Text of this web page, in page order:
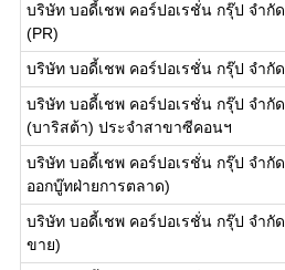
บริษัท บอดี้เชพ คอร์ปอเรชั่น กรุ๊ป จำกัด
(PR)
บริษัท บอดี้เชพ คอร์ปอเรชั่น กรุ๊ป จำกัด
บริษัท บอดี้เชพ คอร์ปอเรชั่น กรุ๊ป จำกัด
(บาริสต้า) ประจำสาขาซีคอนฯ
บริษัท บอดี้เชพ คอร์ปอเรชั่น กรุ๊ป จำกัด
ออกบู๊ทฝ่ายการตลาด)
บริษัท บอดี้เชพ คอร์ปอเรชั่น กรุ๊ป จำกัด
ขาย)